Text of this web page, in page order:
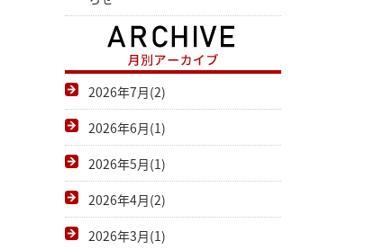
2026年7月(2)
2026年6月(1)
2026年5月(1)
2026年4月(2)
2026年3月(1)